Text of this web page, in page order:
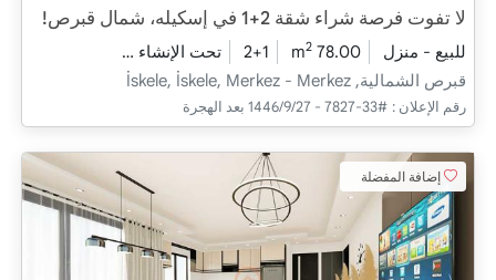
لا تفوت فرصة شراء شقة 2+1 في إسكيله، شمال قبرص!
للبيع - منزل 78.00 m
2
2+1 تحت الإنشاء
قبرص الشمالية, İskele, İskele, Merkez - Merkez
رقم الإعلان : #33-7827 - 27‏‏/9‏‏/1446 بعد الهجرة
إضافة المفضلة